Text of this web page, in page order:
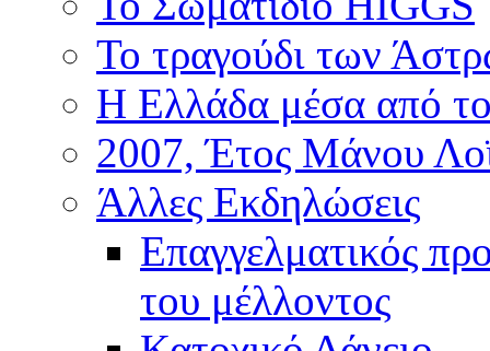
Το τραγούδι των
Η Ελλάδα μέσα από
2007, Έτος Μάνου
Άλλες Εκδηλώσεις
Επαγγελματικός
του μέλλοντος